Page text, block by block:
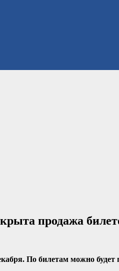
продажа
По билетам можно